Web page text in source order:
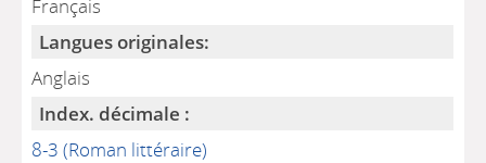
Français
Langues originales:
Anglais
Index. décimale :
8-3 (Roman littéraire)